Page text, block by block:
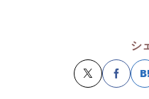
シ